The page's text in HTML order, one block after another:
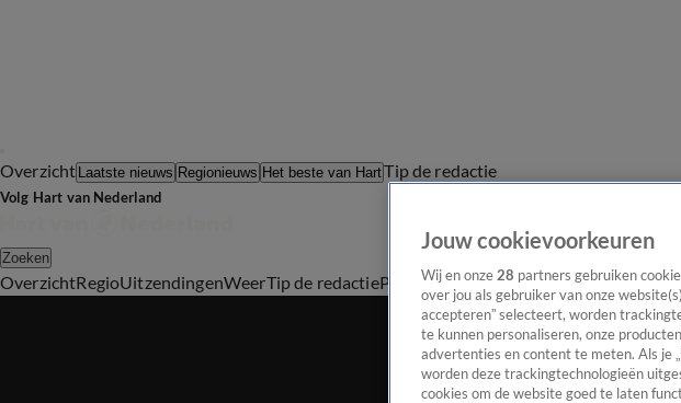
Overzicht Laatste nieuws Regionieuws Het beste van HartTip de redactie
Volg Hart van Nederland
Zoeken
OverzichtRegioUitzendingenWeerTip de redactiePanelVideo's
Jouw cookievoorkeuren
Wij en onze 28 partners gebruiken
over jou als gebruiker van onze
accepteren” selecteert, worden
te kunnen personaliseren, onze
advertenties en content te meten. Als je
worden deze trackingtechnologieën
cookies om de website goed te laten